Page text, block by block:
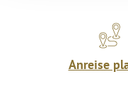
Anreise